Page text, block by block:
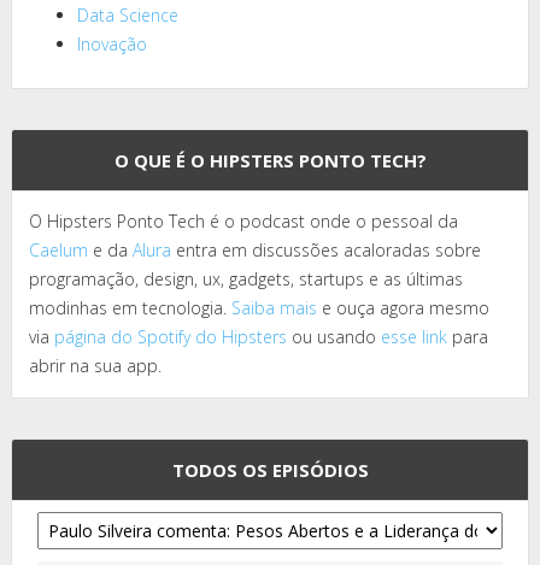
Data Science
Inovação
O QUE É O HIPSTERS PONTO TECH?
O Hipsters Ponto Tech é o podcast onde o pessoal da
Caelum e da Alura entra em discussões acaloradas sobre
programação, design, ux, gadgets, startups e as últimas
modinhas em tecnologia. Saiba mais e ouça agora mesmo
via página do Spotify do Hipsters ou usando esse link para
abrir na sua app.
TODOS OS EPISÓDIOS